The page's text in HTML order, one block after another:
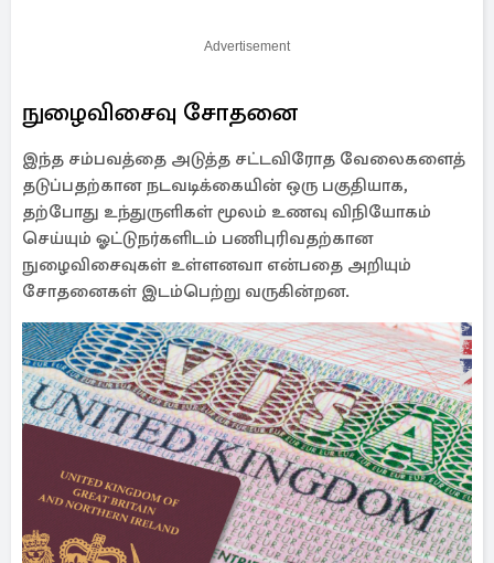
Advertisement
நுழைவிசைவு சோதனை
இந்த சம்பவத்தை அடுத்த சட்டவிரோத வேலைகளைத்
தடுப்பதற்கான நடவடிக்கையின் ஒரு பகுதியாக,
தற்போது உந்துருளிகள் மூலம் உணவு விநியோகம்
செய்யும் ஓட்டுநர்களிடம் பணிபுரிவதற்கான
நுழைவிசைவுகள் உள்ளனவா என்பதை அறியும்
சோதனைகள் இடம்பெற்று வருகின்றன.